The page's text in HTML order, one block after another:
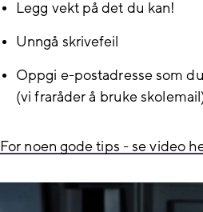
Legg vekt på det du kan!
Unngå skrivefeil
Oppgi e-postadresse som
(vi fraråder å bruke
For noen gode tips - se video